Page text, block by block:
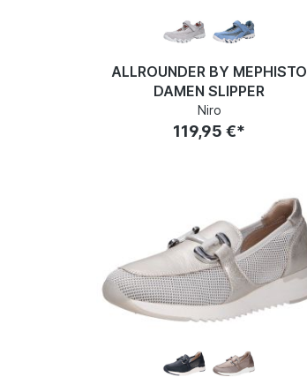
ALLROUNDER BY MEPHISTO
DAMEN SLIPPER
Niro
119,95 €*